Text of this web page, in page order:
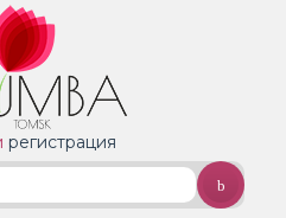
регистрация